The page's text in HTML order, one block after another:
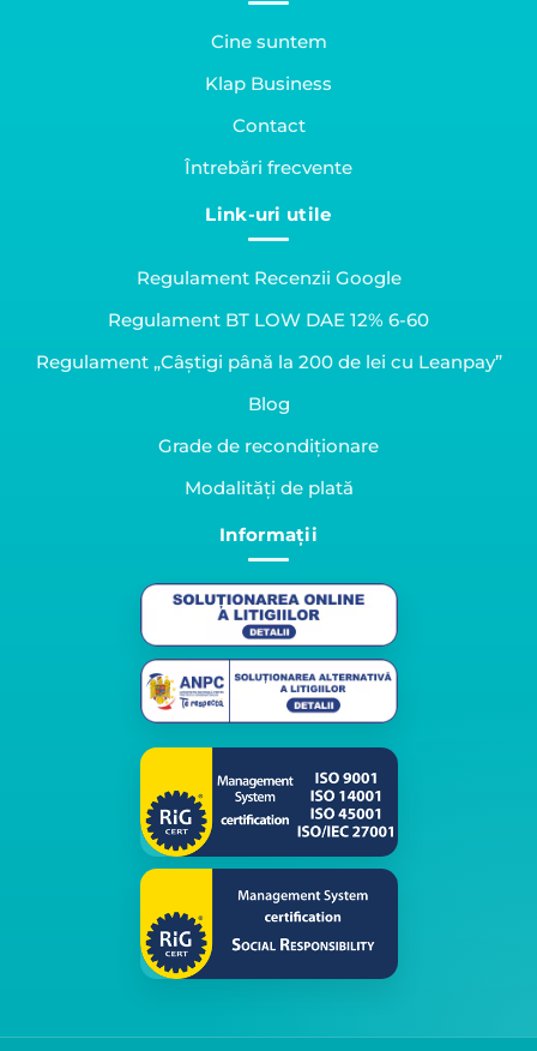
Cine suntem
Klap Business
Contact
Întrebări frecvente
Link-uri utile
Regulament Recenzii Google
Regulament BT LOW DAE 12% 6-60
Regulament „Câștigi până la 200 de lei cu Leanpay”
Blog
Grade de recondiționare
Modalități de plată
Informații